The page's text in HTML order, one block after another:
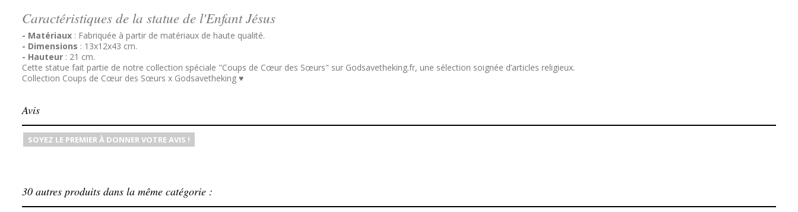
Caractéristiques de la statue de l'Enfant Jésus
- Matériaux : Fabriquée à partir de matériaux de haute qualité.
- Dimensions : 13x12x43 cm.
- Hauteur : 21 cm.
Cette statue fait partie de notre collection spéciale "Coups de Cœur des Sœurs" sur Godsavetheking.fr, une sélection soignée d’articles religieux.
Collection Coups de Cœur des Sœurs x Godsavetheking ♥
Avis
SOYEZ LE PREMIER À DONNER VOTRE AVIS !
30 autres produits dans la même catégorie :